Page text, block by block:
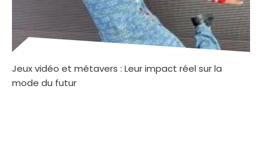
Jeux vidéo et métavers : Leur impact réel sur la
mode du futur